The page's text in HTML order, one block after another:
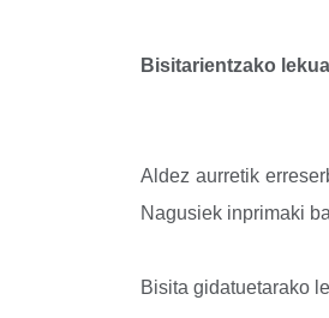
Bisitarientzako
Aldez aurretik
Nagusiek inprimaki
Bisita gidatuetarako